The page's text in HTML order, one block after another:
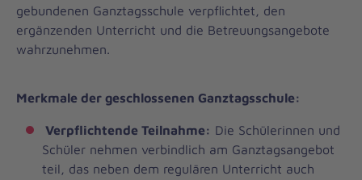
gebundenen Ganztagsschule verpflichtet, den
ergänzenden Unterricht und die Betreuungsangebote
wahrzunehmen.
Merkmale der geschlossenen Ganztagsschule:
Verpflichtende Teilnahme: Die Schülerinnen und
Schüler nehmen verbindlich am Ganztagsangebot
teil, das neben dem regulären Unterricht auch